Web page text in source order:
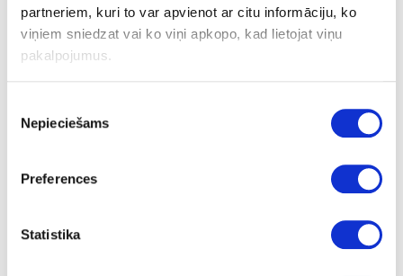
partneriem, kuri to var apvienot ar citu informāciju, ko
viņiem sniedzat vai ko viņi apkopo, kad lietojat viņu
pakalpojumus.
izvēle
Nepieciešams
Preferences
Statistika
Portālā iespējams pasūtīt dažādu formu detaļas:
Vienslāņa detaļas no LKSP, HDF, MDF, KSP, saplākšņa,
Trīsslāņu detaļas no MDF, KSP, saplākšņa, aplīmētas ar
augstspiediena laminātu (HPL) vai akrila slāni
Detaļu malu apdare ar ABS, melamīna, akrila, HPL un dabīgā
apdarei 8 mm.
Compact HPL un nestandarta detaļu pasūtīšanai izmantojiet